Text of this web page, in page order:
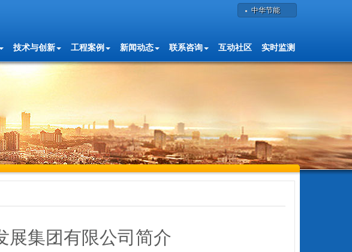
中华节能
技术与创新 工程案例 新闻动态 联系咨询 互动社区 实时监测
展集团有限公司简介